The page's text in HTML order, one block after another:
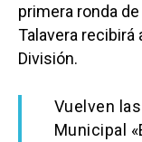
primera ronda de
Talavera recibirá
División.
Vuelven
Municipal